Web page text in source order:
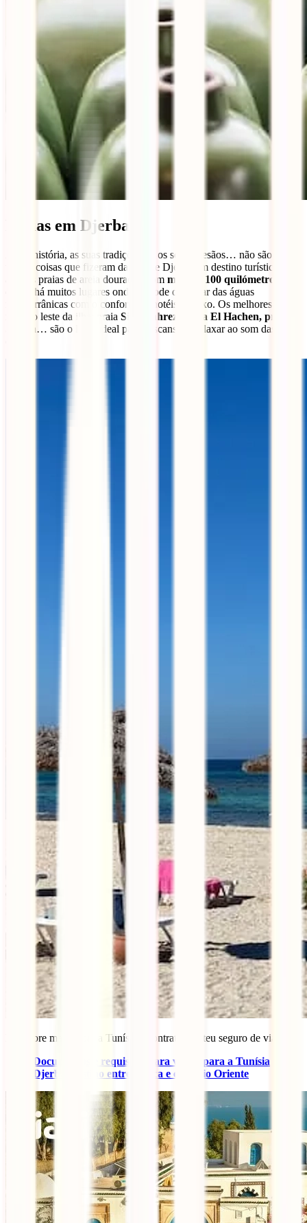
Praias em Djerba
A sua história, as suas tradições ou os seus artesãos… não são as
únicas coisas que fizeram da ilha de Djerba um destino turístico: são
as suas praias de areia dourada. Com mais de 100 quilómetros de
, há muitos lugares onde se pode desfrutar das águas
mediterrânicas com o conforto de hotéis de luxo. Os melhores estão
no lado leste da ilha: praia Sidi Mahrez, praia El Hachen, praia
Seguia… são o local ideal para descansar e relaxar ao som das
Descobre mais sobre a Tunísia e contrata já o teu seguro de viagem!
Documentos e requisitos para viajar para a Tunísia
Djerba, destino entre África e o Médio Oriente